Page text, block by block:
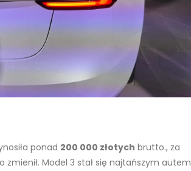
ponad 200 000 złotych brutto., za
zmienił. Model 3 stał się najtańszym autem